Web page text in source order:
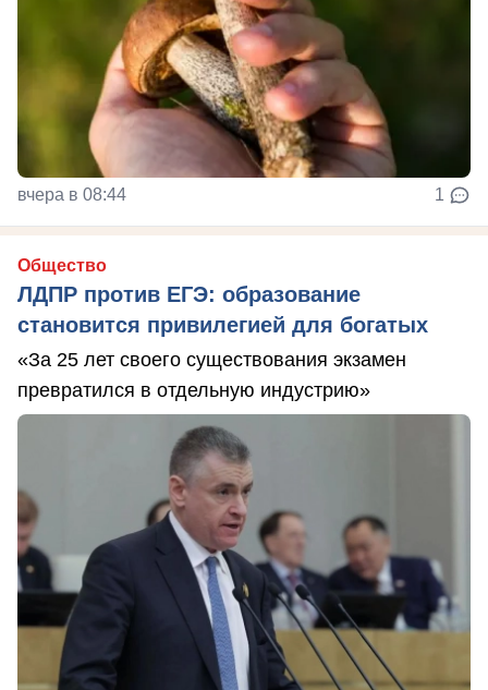
вчера в 08:44 1
Общество
ЛДПР против ЕГЭ: образование
становится привилегией для богатых
«За 25 лет своего существования экзамен
превратился в отдельную индустрию»